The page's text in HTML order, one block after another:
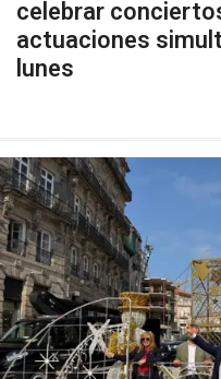
celebrar
actuaciones
lunes